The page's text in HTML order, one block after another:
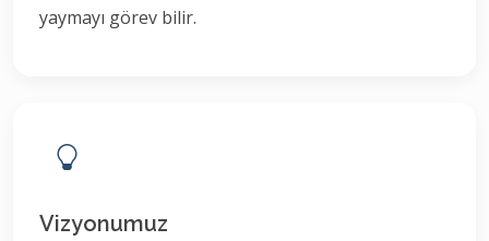
yaymayı görev bilir.
Vizyonumuz